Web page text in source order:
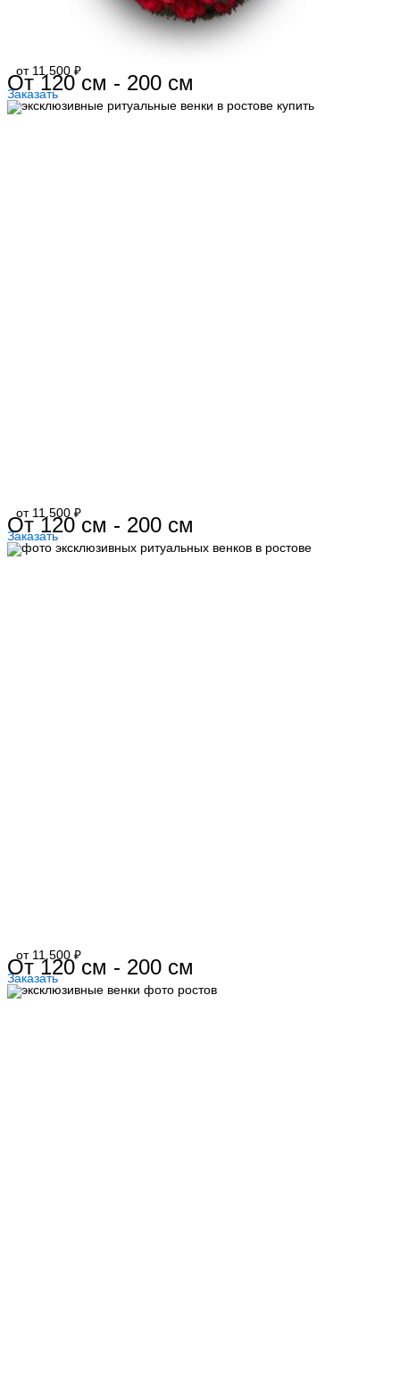
от 11.500 ₽
От 120 см - 200 см
Заказать
от 11.500 ₽
От 120 см - 200 см
Заказать
от 11.500 ₽
От 120 см - 200 см
Заказать